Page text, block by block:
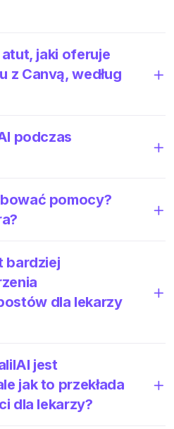
jaki oferuje
z Canvą, według
podczas
pomocy?
bardziej
dla lekarzy
jest
jak to przekłada
dla lekarzy?